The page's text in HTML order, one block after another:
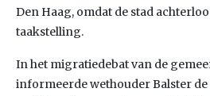
Den Haag, omdat de stad
taakstelling.
In het migratiedebat van de
informeerde wethouder Balster de